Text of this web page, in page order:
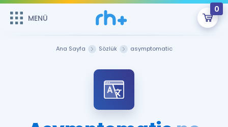
MENÜ
0
Sepetin Şu An Boş.
Remzi Hoca ile seni sınava hazırlayacak onlarca eğitim seni
bekliyor!
MENÜ
Ana Sayfa Sözlük asymptomatic